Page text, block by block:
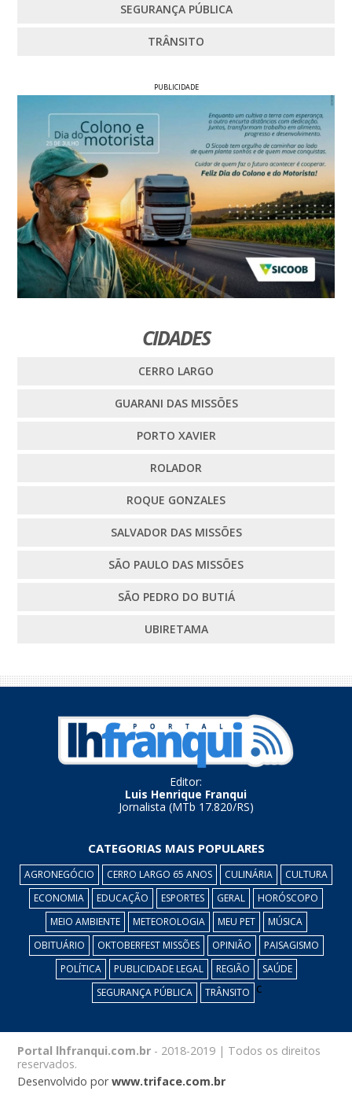
SEGURANÇA PÚBLICA
TRÂNSITO
PUBLICIDADE
CIDADES
CERRO LARGO
GUARANI DAS MISSÕES
PORTO XAVIER
ROLADOR
ROQUE GONZALES
SALVADOR DAS MISSÕES
SÃO PAULO DAS MISSÕES
SÃO PEDRO DO BUTIÁ
UBIRETAMA
Editor:
Luis Henrique Franqui
Jornalista (MTb 17.820/RS)
CATEGORIAS MAIS POPULARES
AGRONEGÓCIO CERRO LARGO 65 ANOS CULINÁRIA
CULTURA
ECONOMIA
EDUCAÇÃO ESPORTES GERAL
HORÓSCOPO
MEIO AMBIENTE
METEOROLOGIA MEU PET
MÚSICA
OBITUÁRIO
OKTOBERFEST MISSÕES OPINIÃO
PAISAGISMO
POLÍTICA
PUBLICIDADE LEGAL REGIÃO
SAÚDE
SEGURANÇA PÚBLICA
TRÂNSITO c
Portal lhfranqui.com.br - 2018-2019 | Todos os direitos
reservados.
Desenvolvido porwww.triface.com.br